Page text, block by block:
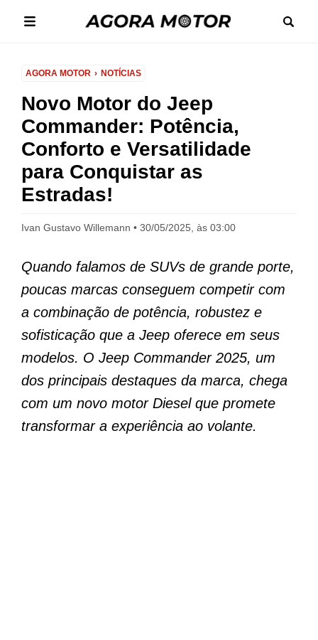
AGORA MOTOR NOTÍCIAS
Novo Motor do Jeep
Commander: Potência,
Conforto e Versatilidade
para Conquistar as
Estradas!
Ivan Gustavo Willemann 30/05/2025, às 03:00
Quando falamos de SUVs de grande porte,
poucas marcas conseguem competir com
a combinação de potência, robustez e
sofisticação que a Jeep oferece em seus
modelos. O Jeep Commander 2025, um
dos principais destaques da marca, chega
com um novo motor Diesel que promete
transformar a experiência ao volante.